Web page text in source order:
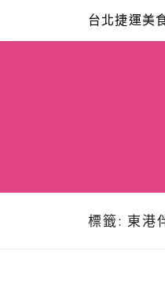
content
台北捷運美
標籤: 東港